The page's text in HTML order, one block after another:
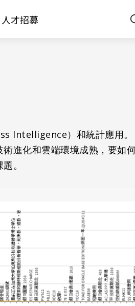
人才招募
Intelligence）和統計應用。
進化和雲端環境成熟，要如
。